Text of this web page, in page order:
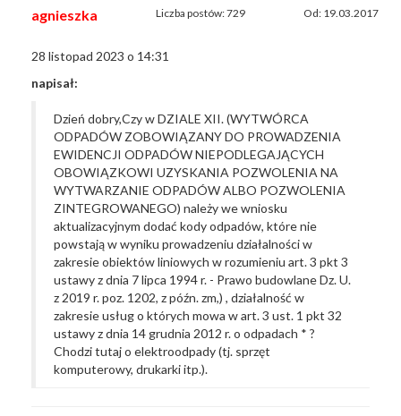
agnieszka Liczba postów: 729 Od: 19.03.2017
28 listopad 2023 o 14:31
napisał:
Dzień dobry,Czy w DZIALE XII. (WYTWÓRCA
ODPADÓW ZOBOWIĄZANY DO PROWADZENIA
EWIDENCJI ODPADÓW NIEPODLEGAJĄCYCH
OBOWIĄZKOWI UZYSKANIA POZWOLENIA NA
WYTWARZANIE ODPADÓW ALBO POZWOLENIA
ZINTEGROWANEGO) należy we wniosku
aktualizacyjnym dodać kody odpadów, które nie
powstają w wyniku prowadzeniu działalności w
zakresie obiektów liniowych w rozumieniu art. 3 pkt 3
ustawy z dnia 7 lipca 1994 r. - Prawo budowlane Dz. U.
z 2019 r. poz. 1202, z późn. zm,) , działalność w
zakresie usług o których mowa w art. 3 ust. 1 pkt 32
ustawy z dnia 14 grudnia 2012 r. o odpadach * ?
Chodzi tutaj o elektroodpady (tj. sprzęt
komputerowy, drukarki itp.).